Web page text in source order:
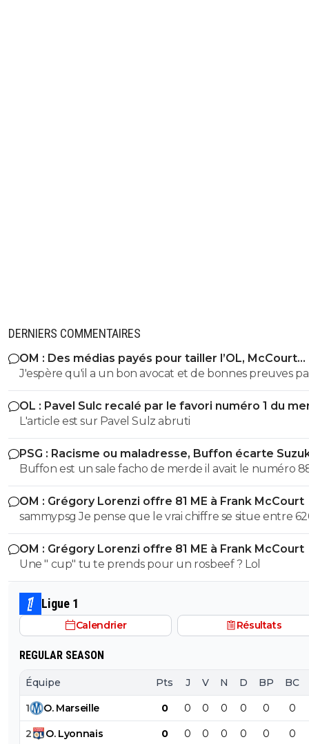
DERNIERS COMMENTAIRES
OM : Des médias payés pour tailler l’OL, McCourt
accusé
J'espère qu'il a un bon avocat et de bonnes preuves
qu'il va vite exploser en vol avec ses différentes
OL : Pavel Sulc recalé par le favori numéro 1 du
L'article est sur Pavel Sulz abruti
PSG : Racisme ou maladresse, Buffon écarte
Buffon est un sale facho de merde il avait le numéro
cetait pas un hasard...
OM : Grégory Lorenzi offre 81 ME à Frank McCourt
sammypsg Je pense que le vrai chiffre se situe entre
700 M
OM : Grégory Lorenzi offre 81 ME à Frank McCourt
Une " cup" tu te prends pour un rosbeef ? Lol
Ligue 1
Calendrier Résultats
REGULAR SEASON
Équipe Pts J V N D BP BC
1 O. Marseille 0 0 0 0 0 0 0
2 O. Lyonnais 0 0 0 0 0 0 0